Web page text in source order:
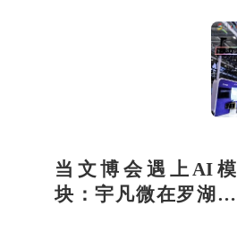
当文博会遇上AI模
块：宇凡微在罗湖展